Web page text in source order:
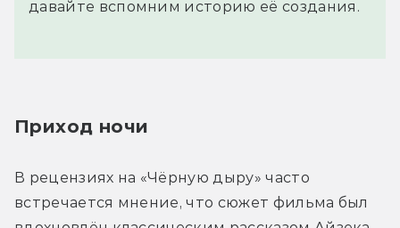
давайте вспомним историю её создания.
Приход ночи
В рецензиях на «Чёрную дыру» часто
встречается мнение, что сюжет фильма был